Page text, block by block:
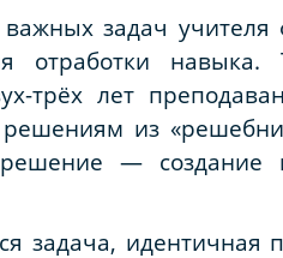
задач учителя
отработки навыка.
трёх лет
из
— создание
задача, идентичная